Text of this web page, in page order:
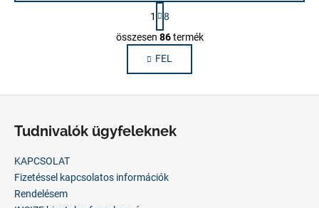
L
i
s
t
a
r
á
y
L
a
p
o
z
á
1
8
összesen 86termék
FEL
Tudnivalók ügyfeleknek
KAPCSOLAT
Fizetéssel kapcsolatos információk
Rendelésem